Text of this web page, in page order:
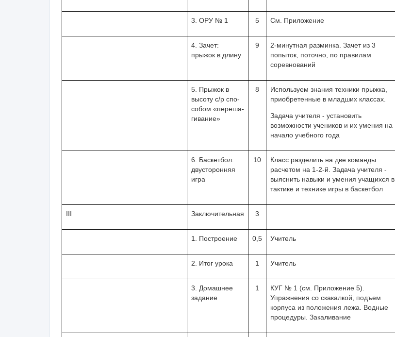
3. ОРУ № 1 5 См. Приложение
4. Зачет:
прыжок в длину
9
2-минутная разминка. Зачет из 3
попыток, поточно, по правилам
соревнований
5. Прыжок в
высоту с/р спо­
собом «переша­
гивание»
8
Используем знания техники прыжка,
приобретен­ные в младших классах.
Задача учителя - установить
возможности учеников и их умения на
начало учебного года
6. Баскетбол:
двусторонняя
игра
10
Класс разделить на две команды
расчетом на 1-2-й. Задача учителя -
выяснить навыки и умения уча­щихся в
тактике и технике игры в баскетбол
III Заключительная 3
1. Построение 0,5 Учитель
2. Итог урока 1 Учитель
3. Домашнее
задание
1
КУГ № 1 (см. Приложение 5).
Упражнения со ска­калкой, подъем
корпуса из положения лежа. Водные
процедуры. Закаливание